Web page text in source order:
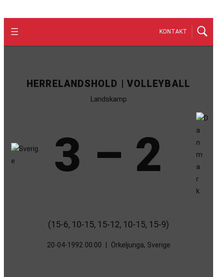
KONTAKT
HERRELANDSHOLD | VOLLEYBALL
Landskamp
3 – 2
(15-6, 10-15, 15-12, 10-15, 15-9)
20-04-1992 00:00 Örkeljunga, Sverige